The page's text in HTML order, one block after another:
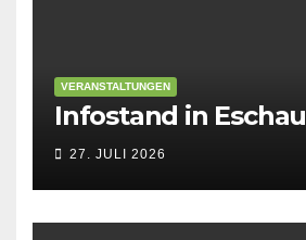
VERANSTALTUNGEN
Infostand in Eschau
27. JULI 2026